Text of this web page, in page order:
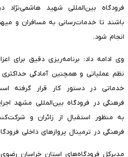
فرودگاه بین‌المللی شهید
باشند تا خدمات‌رسانی به مسافران و
انجام شود.
وی ادامه داد: برنامه‌ریزی دقیق برای
نظم عملیاتی و همچنین آمادگی
خدماتی در دستور کار قرار گرفته
فرهنگی در فرودگاه بین‌المللی مشهد
به منظور استقبال از زائران و
فرهنگی در ترمینال پروازهای داخلی
مدیرکل فرودگاه‌های استان خراسان